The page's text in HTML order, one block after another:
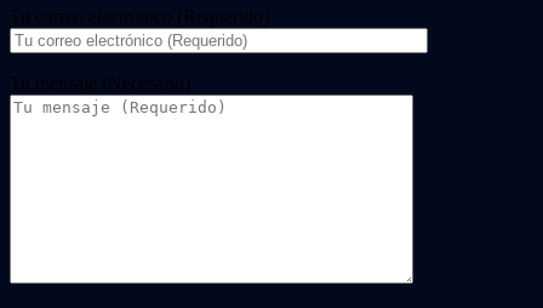
Tu correo electrónico (Requerido)
Tu mensaje (Necesario)